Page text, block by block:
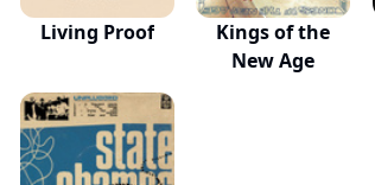
Living Proof
Kings of the
New Age